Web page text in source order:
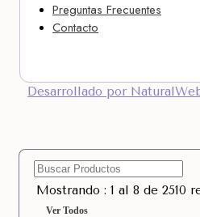
Preguntas Frecuentes
Contacto
Desarrollado por
Mostrando : 1 al 8 de 2510
Ver Todos